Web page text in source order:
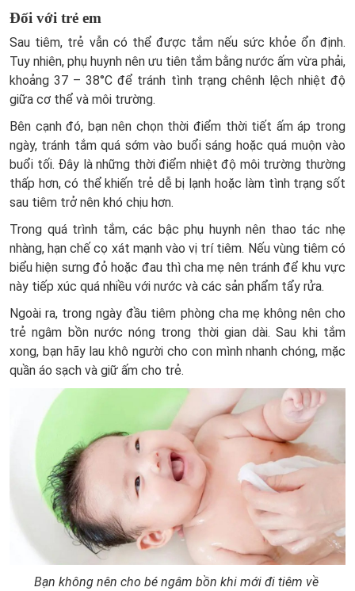
Đối với trẻ em
Sau tiêm, trẻ vẫn có thể được tắm nếu sức khỏe ổn định.
Tuy nhiên, phụ huynh nên ưu tiên tắm bằng nước ấm vừa phải,
khoảng 37 – 38°C để tránh tình trạng chênh lệch nhiệt độ
giữa cơ thể và môi trường.
Bên cạnh đó, bạn nên chọn thời điểm thời tiết ấm áp trong
ngày, tránh tắm quá sớm vào buổi sáng hoặc quá muộn vào
buổi tối. Đây là những thời điểm nhiệt độ môi trường thường
thấp hơn, có thể khiến trẻ dễ bị lạnh hoặc làm tình trạng sốt
sau tiêm trở nên khó chịu hơn.
Trong quá trình tắm, các bậc phụ huynh nên thao tác nhẹ
nhàng, hạn chế cọ xát mạnh vào vị trí tiêm. Nếu vùng tiêm có
biểu hiện sưng đỏ hoặc đau thì cha mẹ nên tránh để khu vực
này tiếp xúc quá nhiều với nước và các sản phẩm tẩy rửa.
Ngoài ra, trong ngày đầu tiêm phòng cha mẹ không nên cho
trẻ ngâm bồn nước nóng trong thời gian dài. Sau khi tắm
xong, bạn hãy lau khô người cho con mình nhanh chóng, mặc
quần áo sạch và giữ ấm cho trẻ.
Bạn không nên cho bé ngâm bồn khi mới đi tiêm về